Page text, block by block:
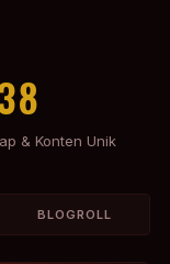
& Konten Unik
BLOGROLL